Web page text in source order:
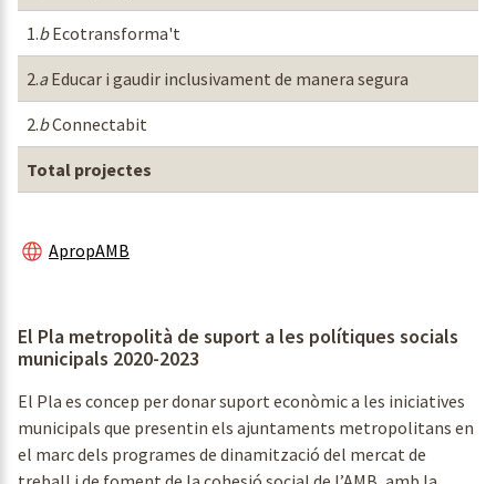
1.bEcotransforma't
2.aEducar i gaudir inclusivament de manera segura
2.bConnectabit
Total projectes
ApropAMB
El Pla metropolità de suport a les polítiques socials
municipals 2020-2023
El Pla es concep per donar suport econòmic a les iniciatives
municipals que presentin els ajuntaments metropolitans en
el marc dels programes de dinamització del mercat de